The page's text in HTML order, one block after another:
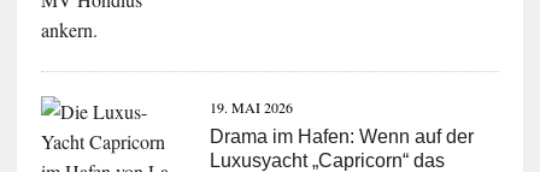
19. MAI 2026
Drama im Hafen: Wenn auf der
Luxusyacht „Capricorn“ das